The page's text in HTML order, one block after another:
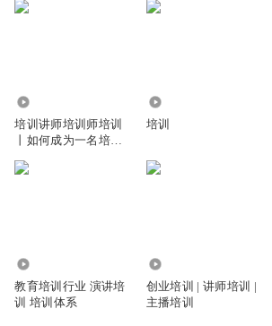
培训讲师培训师培训
丨如何成为一名培训
培训
教育培训行业 演讲培
训 培训体系
创业培训 | 讲师培训 |
主播培训